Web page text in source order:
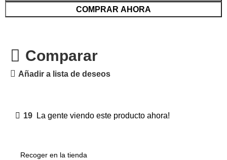
COMPRAR AHORA
Comparar
Añadir a lista de deseos
19 La gente viendo este producto ahora!
Recoger en la tienda